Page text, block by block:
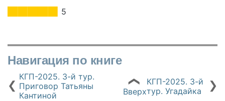
5
Навигация по книге
❮
КГП-2025. 3-й тур.
Приговор Татьяны
Кантиной
❮
Вверх
КГП-2025. 3-й
тур. Угадайка
❯